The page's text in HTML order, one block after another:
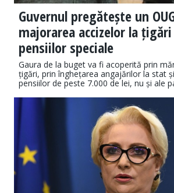
Guvernul pregătește un
majorarea accizelor la
pensiilor speciale
Gaura de la buget va fi acoperită prin
țigări, prin înghețarea angajărilor la stat
pensiilor de peste 7.000 de lei, nu și ale